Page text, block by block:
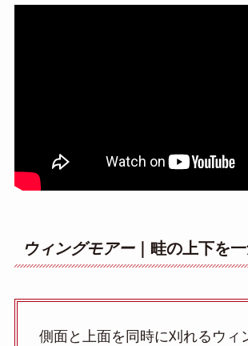
ウィングモアー｜畦の上下を
側面と上面を同時に刈れるウィ